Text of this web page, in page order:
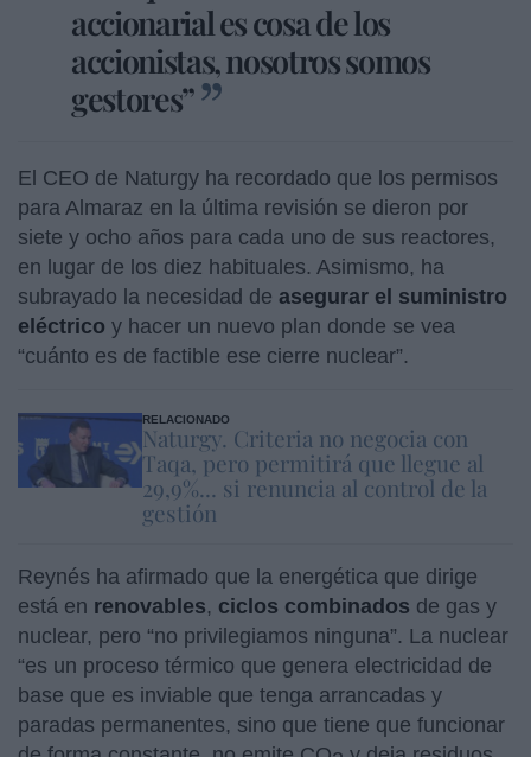
accionarial es cosa de los
accionistas, nosotros somos
gestores”
El CEO de Naturgy ha recordado que los permisos
para Almaraz en la última revisión se dieron por
siete y ocho años para cada uno de sus reactores,
en lugar de los diez habituales. Asimismo, ha
subrayado la necesidad de asegurar el suministro
eléctrico y hacer un nuevo plan donde se vea
“cuánto es de factible ese cierre nuclear”.
RELACIONADO
Naturgy. Criteria no negocia con
Taqa, pero permitirá que llegue al
29,9%... si renuncia al control de la
gestión
Reynés ha afirmado que la energética que dirige
está en renovables, ciclos combinados de gas y
nuclear, pero “no privilegiamos ninguna”. La nuclear
“es un proceso térmico que genera electricidad de
base que es inviable que tenga arrancadas y
paradas permanentes, sino que tiene que funcionar